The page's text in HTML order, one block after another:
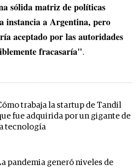
sólida matriz de políticas
instancia a Argentina, pero
aceptado por las autoridades
fracasaría".
trabaja la startup de Tandil
fue adquirida por un gigante de
tecnología
pandemia generó niveles de